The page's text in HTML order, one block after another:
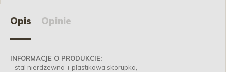
Opis Opinie
INFORMACJE O PRODUKCIE:
- stal nierdzewna + plastikowa skorupka,